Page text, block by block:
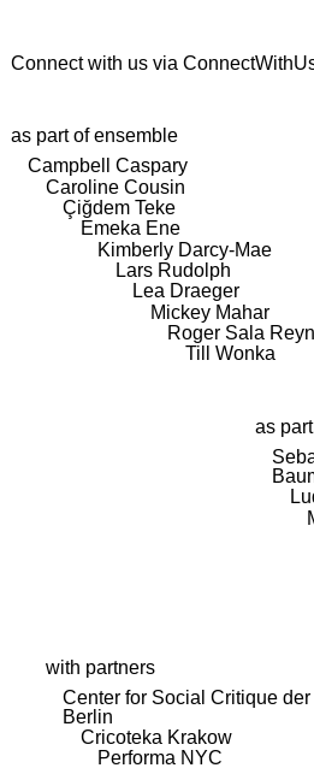
Connect with us via
as part of ensemble
Campbell Caspary
Caroline Cousin
Çiğdem Teke
Emeka Ene
Kimberly Darcy-Mae
Lars Rudolph
Lea Draeger
Mickey Mahar
Roger Sala
Till Wonka
as
with partners
Center for Social Critique
Berlin
Cricoteka Krakow
Performa NYC